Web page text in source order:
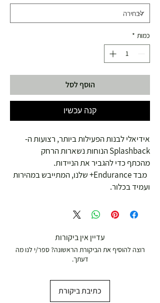
כמות *
הוסף לסל
קנה עכשיו
אידיאלי לבנות הפעילות ביותר, רצועות ה-
Splashback הנוחות נשארות הרחק
מהכתף כדי להגביר את הניידות.
מבד Endurance+ שלנו, המתייבש במהירות
ועמיד בכלור.
עדיין אין ביקורות
רוצה להוסיף את הביקורת הראשונה? ספר/י לנו מה
דעתך.
כתיבת ביקורת